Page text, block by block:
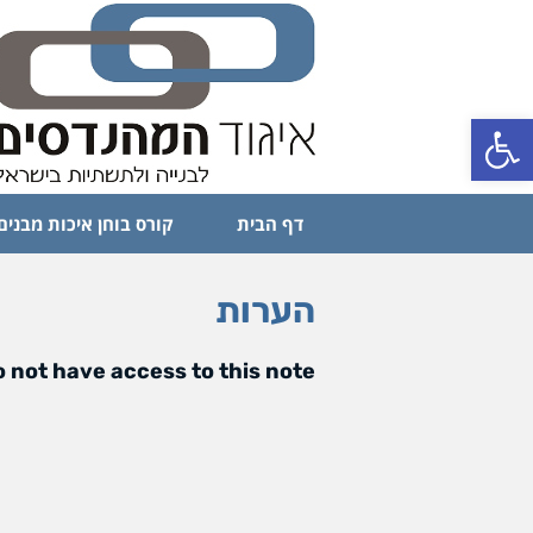
פתח סרגל נגישות
דף הבית קורס בוחן איכות
הערות
not have access to this note.